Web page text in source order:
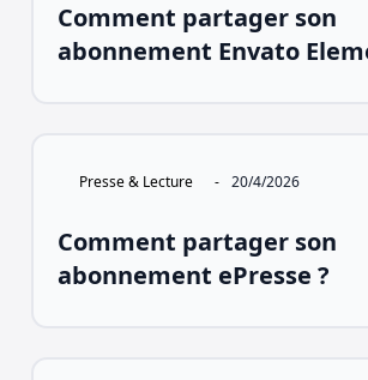
Comment partager son
abonnement Envato
Presse & Lecture - 20/4/2026
Comment partager son
abonnement ePresse ?